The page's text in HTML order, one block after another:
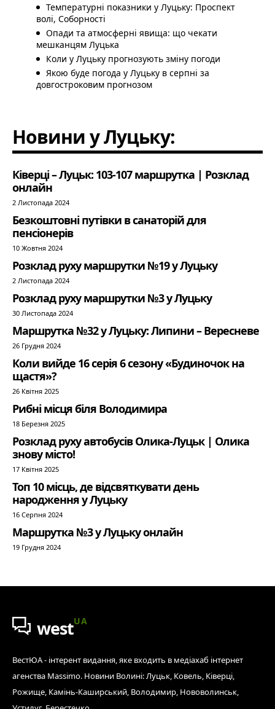
Температурні показники у Луцьку: Проспект
волі, Соборності
Опади та атмосферні явища: що чекати
мешканцям Луцька
Коли у Луцьку прогнозують зміну погоди
Якою буде погода у Луцьку в серпні за
довгостроковим прогнозом
Новини у Луцьку:
Ківерці – Луцьк: 103-107 маршрутка | Розклад
онлайн
2 Листопада 2024
Безкоштовні путівки в санаторій для
пенсіонерів
10 Жовтня 2024
Розклад руху маршрутки №19 у Луцьку
2 Листопада 2024
Розклад руху маршрутки №3 у Луцьку
30 Листопада 2024
Маршрутка №32 у Луцьку: Липини – Вересневе
26 Грудня 2024
Коли вийде 16 серія 6 сезону «Будиночок на
щастя»?
26 Квітня 2025
Рибні місця біля Володимира
18 Березня 2025
Розклад руху автобусів Олика-Луцьк | Олика
знову місто!
17 Квітня 2025
Топ 10 місць, де відсвяткувати день
народження у Луцьку
16 Серпня 2024
Маршрутка №3 у Луцьку онлайн
19 Грудня 2024
westUA
ВестЮА - інтерент видання, яке входить в медіахаб інтернет
агенства Massimo. Новини Волині: Луцьк, Ковель, Ківерці,
Рожище, Камінь-Каширський, Володимир, Нововолинськ,